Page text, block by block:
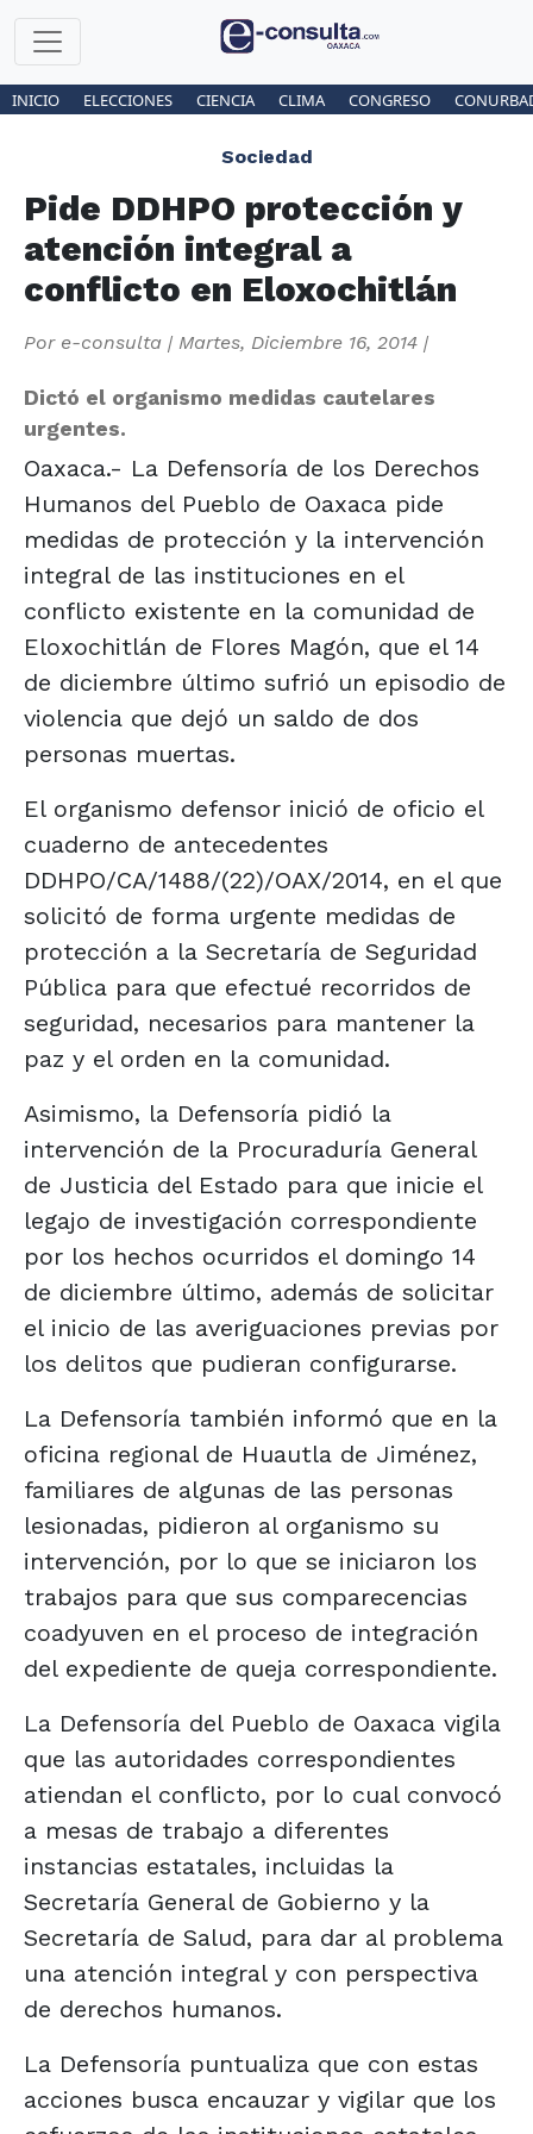
INICIO ELECCIONES CIENCIA CLIMA CONGRESO
Sociedad
Pide DDHPO protección y
atención integral a
conflicto en Eloxochitlán
Por e-consulta | Martes, Diciembre 16, 2014 |
Dictó el organismo medidas cautelares
urgentes.
Oaxaca.- La Defensoría de los Derechos
Humanos del Pueblo de Oaxaca pide
medidas de protección y la intervención
integral de las instituciones en el
conflicto existente en la comunidad de
Eloxochitlán de Flores Magón, que el 14
de diciembre último sufrió un episodio de
violencia que dejó un saldo de dos
personas muertas.
El organismo defensor inició de oficio el
cuaderno de antecedentes
DDHPO/CA/1488/(22)/OAX/2014, en el que
solicitó de forma urgente medidas de
protección a la Secretaría de Seguridad
Pública para que efectué recorridos de
seguridad, necesarios para mantener la
paz y el orden en la comunidad.
Asimismo, la Defensoría pidió la
intervención de la Procuraduría General
de Justicia del Estado para que inicie el
legajo de investigación correspondiente
por los hechos ocurridos el domingo 14
de diciembre último, además de solicitar
el inicio de las averiguaciones previas por
los delitos que pudieran configurarse.
La Defensoría también informó que en la
oficina regional de Huautla de Jiménez,
familiares de algunas de las personas
lesionadas, pidieron al organismo su
intervención, por lo que se iniciaron los
trabajos para que sus comparecencias
coadyuven en el proceso de integración
del expediente de queja correspondiente.
La Defensoría del Pueblo de Oaxaca vigila
que las autoridades correspondientes
atiendan el conflicto, por lo cual convocó
a mesas de trabajo a diferentes
instancias estatales, incluidas la
Secretaría General de Gobierno y la
Secretaría de Salud, para dar al problema
una atención integral y con perspectiva
de derechos humanos.
La Defensoría puntualiza que con estas
acciones busca encauzar y vigilar que los